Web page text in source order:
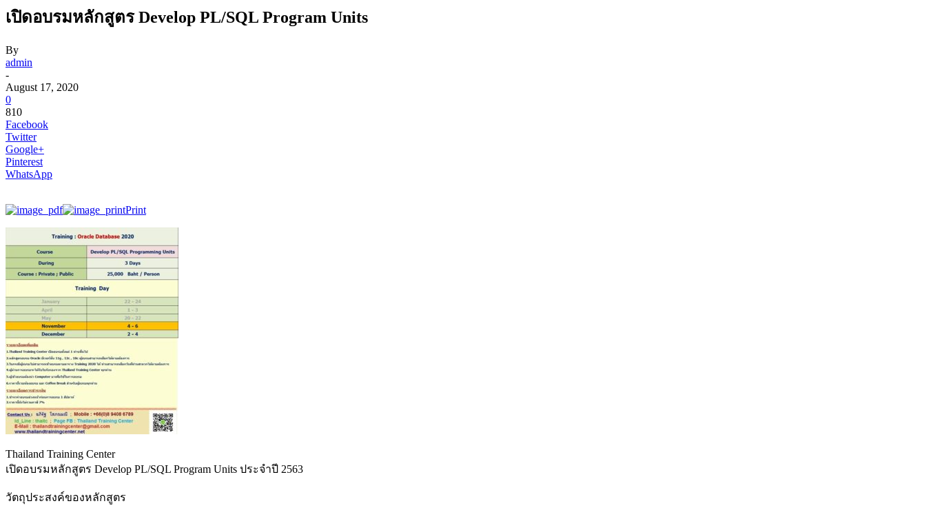
เปิดอบรมหลักสูตร Develop PL/SQL Program Units
By
admin
-
August 17, 2020
0
810
Facebook
Twitter
Google+
Pinterest
WhatsApp
Print
Thailand Training Center
เปิดอบรมหลักสูตร Develop PL/SQL Program Units ประจำปี 2563
วัตถุประสงค์ของหลักสูตร